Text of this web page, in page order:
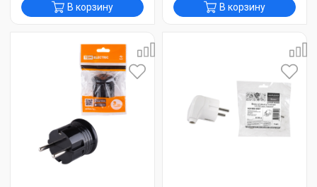
В корзину В корзину